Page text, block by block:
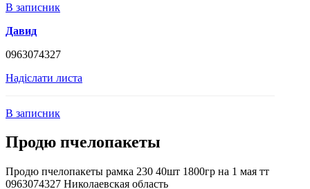
В записник
Давид
0963074327
Надіслати листа
В записник
Продю пчелопакеты
Продю пчелопакеты рамка 230 40шт 1800гр на 1 мая тт
0963074327 Николаевская область